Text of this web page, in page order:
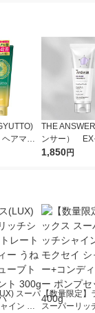
ヘアマス
メント
THE
ンサー） EX
トトリート
1,850円
スーパ
イン ス
【数量限定】
スーパーリッ